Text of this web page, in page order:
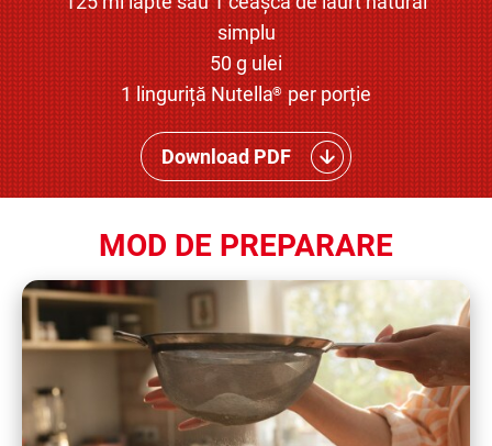
simplu
50 g ulei
1 linguriță Nutella® per porție
Download PDF
MOD DE PREPARARE